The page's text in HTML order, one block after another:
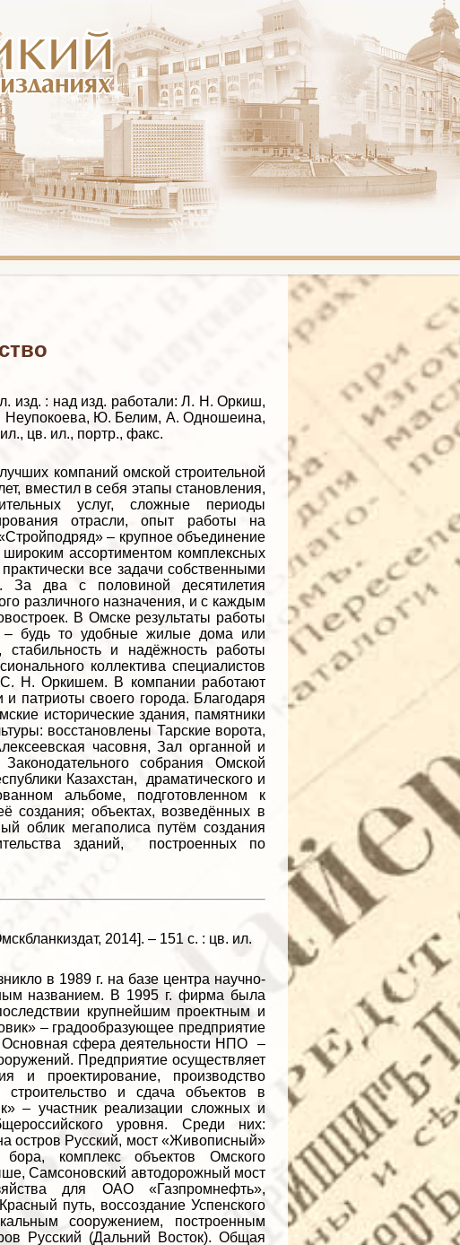
изд. : над изд. работали: Л. Н. Оркиш,
Неупокоева, Ю. Белим, А. Одношеина,
цв. ил., портр., факс.
компаний омской строительной
вместил в себя этапы становления,
услуг, сложные периоды
отрасли, опыт работы на
– крупное объединение
ассортиментом комплексных
все задачи собственными
За два с половиной десятилетия
различного назначения, и с каждым
В Омске результаты работы
– будь то удобные жилые дома или
и надёжность работы
коллектива специалистов
С. Н. Оркишем. В компании работают
патриоты своего города. Благодаря
исторические здания, памятники
восстановлены Тарские ворота,
часовня, Зал органной и
собрания Омской
Казахстан, драматического и
альбоме, подготовленном к
создания; объектах, возведённых в
облик мегаполиса путём создания
зданий, построенных по
2014]. – 151 с. : цв. ил.
в 1989 г. на базе центра научно-
названием. В 1995 г. фирма была
крупнейшим проектным и
– градообразующее предприятие
Основная сфера деятельности НПО –
Предприятие осуществляет
и проектирование, производство
строительство и сдача объектов в
– участник реализации сложных и
уровня. Среди них:
остров Русский, мост «Живописный»
комплекс объектов Омского
Самсоновский автодорожный мост
для ОАО «Газпромнефть»,
путь, воссоздание Успенского
сооружением, построенным
Русский (Дальний Восток). Общая